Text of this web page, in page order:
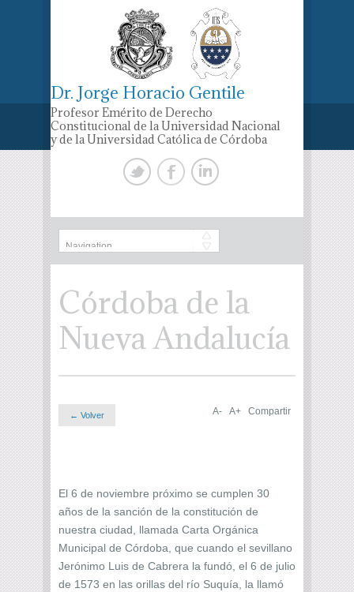
Dr. Jorge Horacio Gentile
Profesor Emérito de Derecho
Constitucional de la Universidad Nacional
y de la Universidad Católica de Córdoba
Córdoba de la
Nueva Andalucía
← Volver A- A+ Compartir
El 6 de noviembre próximo se cumplen 30
años de la sanción de la constitución de
nuestra ciudad, llamada Carta Orgánica
Municipal de Córdoba, que cuando el sevillano
Jerónimo Luis de Cabrera la fundó, el 6 de julio
de 1573 en las orillas del río Suquía, la llamó